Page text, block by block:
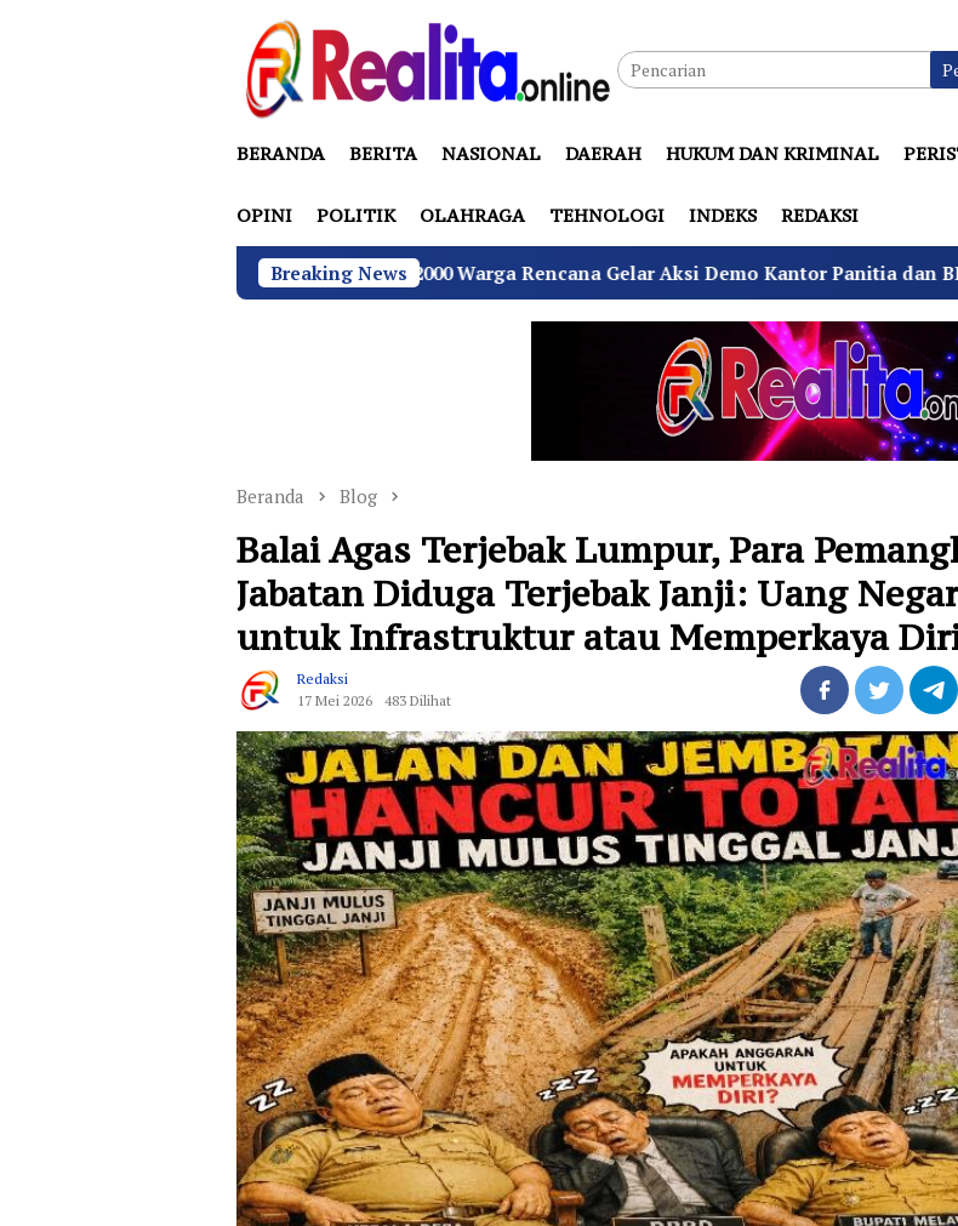
BERANDA BERITA NASIONAL DAERAH HUKUM DAN KRIMINAL
OPINI POLITIK OLAHRAGA TEHNOLOGI INDEKS REDAKSI
Breaking News
Sukamulya Memanas, 2000 Warga Rencana Gelar Aksi Demo Kantor Panitia dan BPD Tuntut Netralitas
Beranda Blog
Balai Agas Terjebak Lumpur, Para
Jabatan Diduga Terjebak Janji: Uang
untuk Infrastruktur atau Memperkaya
Redaksi
17 Mei 2026
483 Dilihat